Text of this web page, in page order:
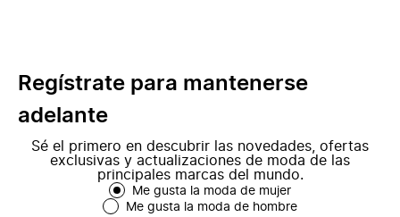
Regístrate para mantenerse
adelante
Sé el primero en descubrir las novedades, ofertas
exclusivas y actualizaciones de moda de las
principales marcas del mundo.
Me gusta la moda de mujer
Me gusta la moda de hombre